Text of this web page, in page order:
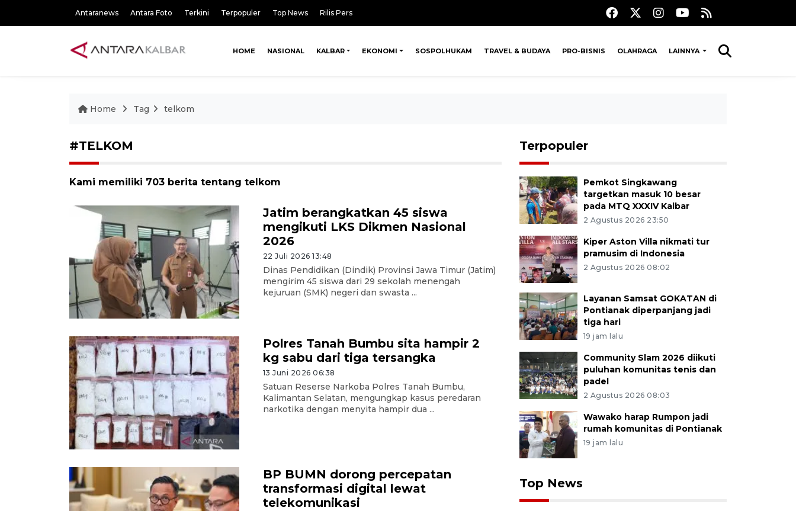
Antaranews Antara Foto Terkini Terpopuler Top News Rilis Pers
HOME NASIONAL KALBAR EKONOMI SOSPOLHUKAM TRAVEL & BUDAYA PRO-BISNIS OLAHRAGA LAINNYA
Home Tag telkom
#TELKOM
Kami memiliki 703 berita tentang telkom
Jatim berangkatkan 45 siswa
mengikuti LKS Dikmen Nasional
2026
22 Juli 2026 13:48
Dinas Pendidikan (Dindik) Provinsi Jawa Timur (Jatim)
mengirim 45 siswa dari 29 sekolah menengah
kejuruan (SMK) negeri dan swasta ...
Polres Tanah Bumbu sita hampir 2
kg sabu dari tiga tersangka
13 Juni 2026 06:38
Satuan Reserse Narkoba Polres Tanah Bumbu,
Kalimantan Selatan, mengungkap kasus peredaran
narkotika dengan menyita hampir dua ...
BP BUMN dorong percepatan
transformasi digital lewat
telekomunikasi
Terpopuler
Pemkot Singkawang
targetkan masuk 10 besar
pada MTQ XXXIV Kalbar
2 Agustus 2026 23:50
Kiper Aston Villa nikmati tur
pramusim di Indonesia
2 Agustus 2026 08:02
Layanan Samsat GOKATAN di
Pontianak diperpanjang jadi
tiga hari
19 jam lalu
Community Slam 2026 diikuti
puluhan komunitas tenis dan
padel
2 Agustus 2026 08:03
Wawako harap Rumpon jadi
rumah komunitas di Pontianak
19 jam lalu
Top News